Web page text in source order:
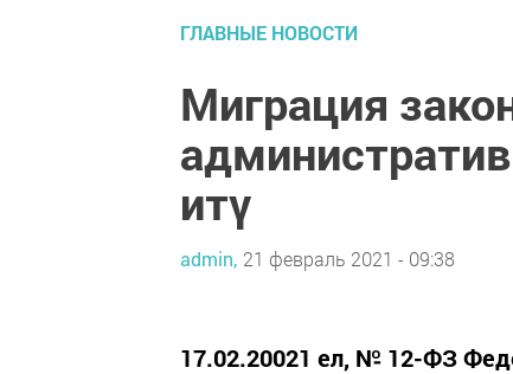
ГЛАВНЫЕ НОВОСТИ
Миграция
итү
admin, 21 февраль 2021 - 09:38
17.02.20021 ел, № 12-ФЗ